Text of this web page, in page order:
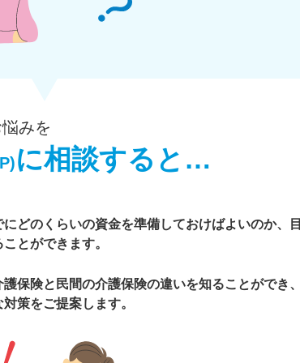
みを
に相談すると…
にどのくらいの資金を準備しておけばよいのか、目
とができます。
保険と民間の介護保険の違いを知ることができ、
策をご提案します。